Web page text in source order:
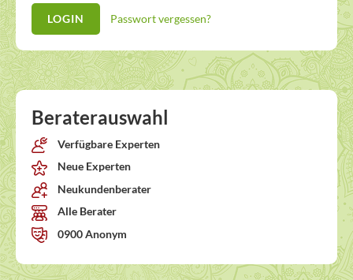
Passwort vergessen?
Beraterauswahl
Verfügbare Experten
Neue Experten
Neukundenberater
Alle Berater
0900 Anonym